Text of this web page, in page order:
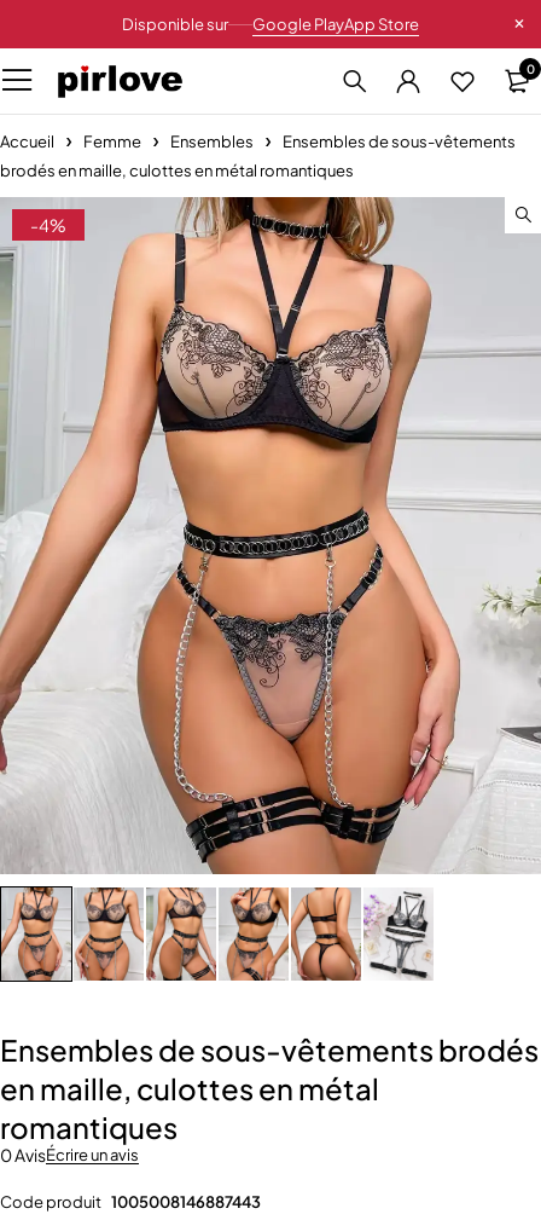
Disponible sur Google PlayApp Store
0
Accueil Femme Ensembles
Ensembles de sous-vêtements
brodés en maille, culottes en métal romantiques
-4%
Ensembles de sous-vêtements brodés
en maille, culottes en métal
romantiques
0 AvisÉcrire un avis
Code produit 1005008146887443